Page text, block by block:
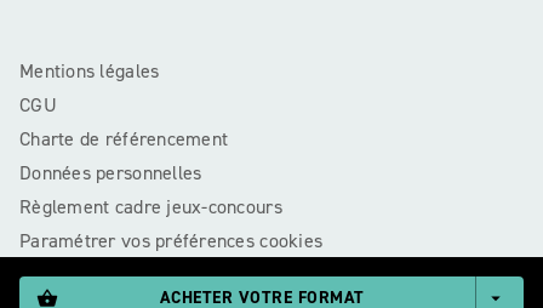
shopping_basket ACHETER VOTRE FORMAT arrow_drop_down
Mentions légales
CGU
Charte de référencement
Données personnelles
Règlement cadre jeux-concours
Paramétrer vos préférences cookies